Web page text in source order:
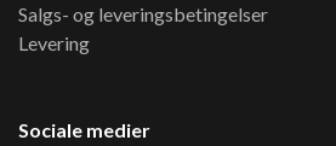
Salgs- og leveringsbetingelser
Levering
Sociale medier